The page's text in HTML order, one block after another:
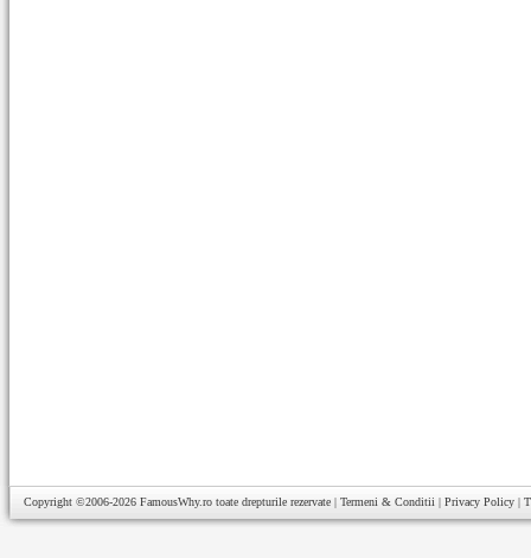
Copyright ©2006-2026 FamousWhy.ro toate drepturile rezervate | Termeni & Conditii | Privacy Policy |